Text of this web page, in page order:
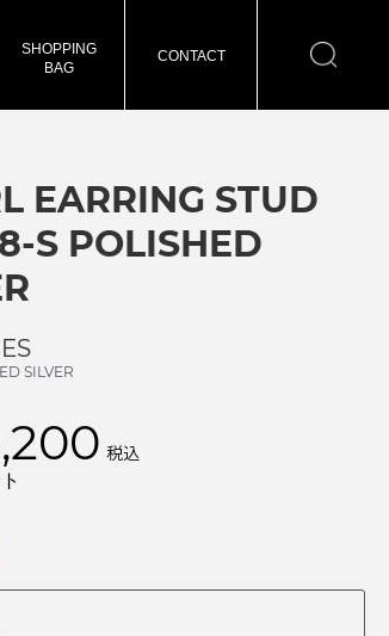
SHOPPING
BAG
CONTACT
EARRING STUD
S POLISHED
SILVER
税込